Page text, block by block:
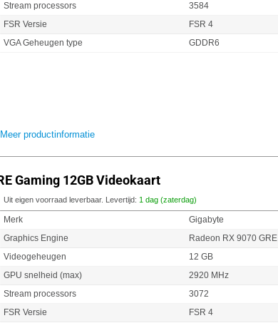
Stream processors
3584
FSR Versie
FSR 4
VGA Geheugen type
GDDR6
Meer productinformatie
Gaming 12GB Videokaart
Uit eigen voorraad leverbaar. Levertijd: 1 dag (zaterdag)
Merk
Gigabyte
Graphics Engine
Radeon RX 9070 GRE
Videogeheugen
12 GB
GPU snelheid (max)
2920 MHz
Stream processors
3072
FSR Versie
FSR 4